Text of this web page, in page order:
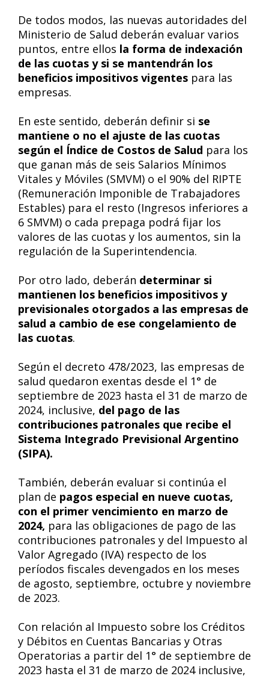
De todos modos, las nuevas autoridades del
Ministerio de Salud deberán evaluar varios
puntos, entre ellos la forma de indexación
de las cuotas y si se mantendrán los
beneficios impositivos vigentes para las
empresas.
En este sentido, deberán definir si se
mantiene o no el ajuste de las cuotas
según el Índice de Costos de Salud para los
que ganan más de seis Salarios Mínimos
Vitales y Móviles (SMVM) o el 90% del RIPTE
(Remuneración Imponible de Trabajadores
Estables) para el resto (Ingresos inferiores a
6 SMVM) o cada prepaga podrá fijar los
valores de las cuotas y los aumentos, sin la
regulación de la Superintendencia.
Por otro lado, deberán determinar si
mantienen los beneficios impositivos y
previsionales otorgados a las empresas de
salud a cambio de ese congelamiento de
las cuotas.
Según el decreto 478/2023, las empresas de
salud quedaron exentas desde el 1° de
septiembre de 2023 hasta el 31 de marzo de
2024, inclusive, del pago de las
contribuciones patronales que recibe el
Sistema Integrado Previsional Argentino
(SIPA).
También, deberán evaluar si continúa el
plan de pagos especial en nueve cuotas,
con el primer vencimiento en marzo de
2024, para las obligaciones de pago de las
contribuciones patronales y del Impuesto al
Valor Agregado (IVA) respecto de los
períodos fiscales devengados en los meses
de agosto, septiembre, octubre y noviembre
de 2023.
Con relación al Impuesto sobre los Créditos
y Débitos en Cuentas Bancarias y Otras
Operatorias a partir del 1° de septiembre de
2023 hasta el 31 de marzo de 2024 inclusive,